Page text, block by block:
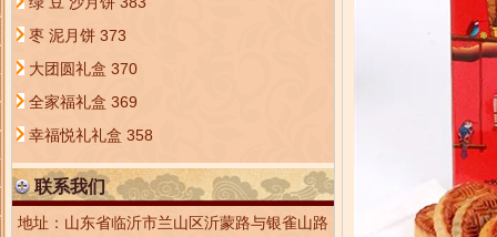
枣 泥月饼 373
大团圆礼盒 370
全家福礼盒 369
幸福悦礼礼盒 358
联系我们
地址：山东省临沂市兰山区沂蒙路与银雀山路